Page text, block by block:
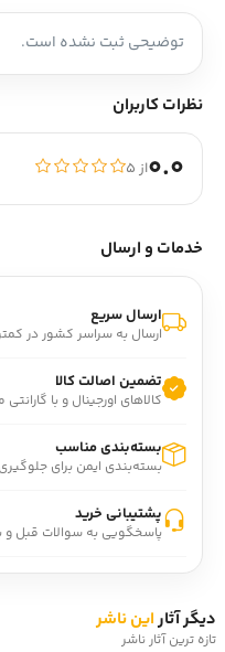
توضیحی ثبت نشده است.
نظرات کاربران
0.0از ۵
خدمات و ارسال
ارسال سریع
ارسال به سراسر کشور در
تضمین اصالت کالا
کالاهای اورجینال و با گارانتی
بسته‌بندی مناسب
بسته‌بندی ایمن برای
پشتیبانی خرید
پاسخگویی به سوالات قبل و
دیگر آثاراین ناشر
تازه ترین آثار ناشر